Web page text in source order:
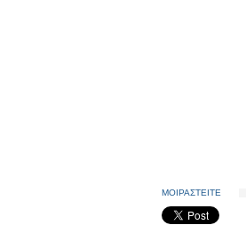
ΜΟΙΡΑΣΤΕΙΤΕ